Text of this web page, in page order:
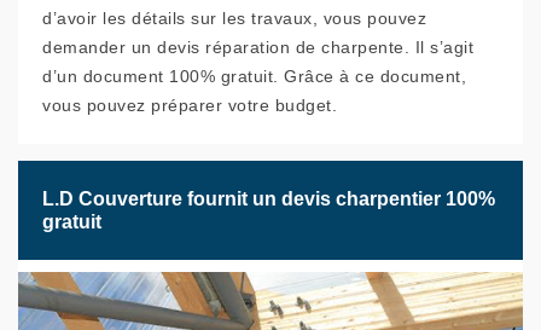
d’avoir les détails sur les travaux, vous pouvez
demander un devis réparation de charpente. Il s’agit
d’un document 100% gratuit. Grâce à ce document,
vous pouvez préparer votre budget.
L.D Couverture fournit un devis charpentier 100%
gratuit